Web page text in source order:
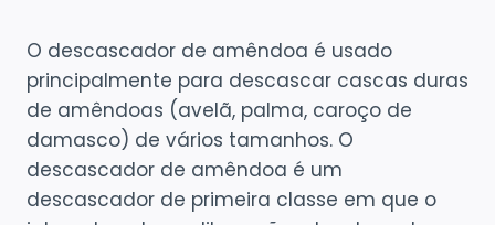
O descascador de amêndoa é usado
principalmente para descascar cascas duras
de amêndoas (avelã, palma, caroço de
damasco) de vários tamanhos. O
descascador de amêndoa é um
descascador de primeira classe em que o